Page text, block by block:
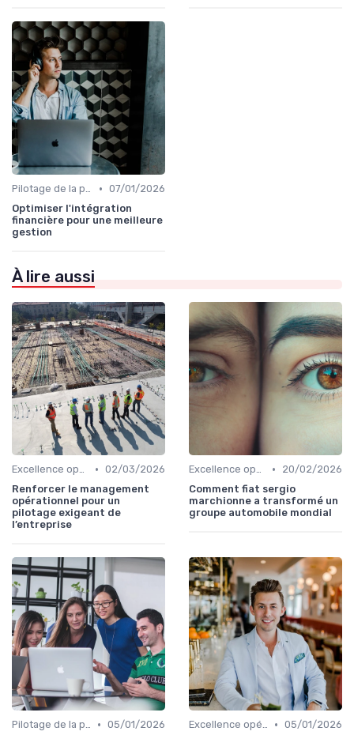
Pilotage de la performance globale • 07/01/2026
Optimiser l'intégration
financière pour une meilleure
gestion
À lire aussi
Excellence opérationnelle • 02/03/2026
Renforcer le management
opérationnel pour un
pilotage exigeant de
l’entreprise
Excellence opérationnelle •
20/02/2026
Comment fiat sergio
marchionne a transformé un
groupe automobile mondial
Pilotage de la performance globale • 05/01/2026
Excellence opérationnelle • 05/01/2026